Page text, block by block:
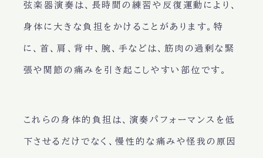
弦楽器演奏は、長時間の練習や反復運動により、
身体に大きな負担をかけることがあります。特
に、首、肩、背中、腕、手などは、筋肉の過剰な緊
張や関節の痛みを引き起こしやすい部位です。
これらの身体的負担は、演奏パフォーマンスを低
下させるだけでなく、慢性的な痛みや怪我の原因